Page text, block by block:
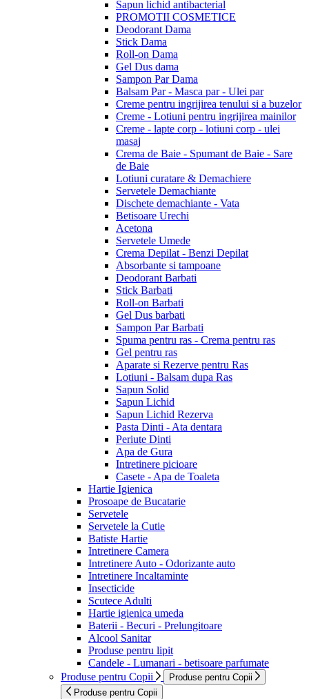
Sapun lichid antibacterial
PROMOTII COSMETICE
Deodorant Dama
Stick Dama
Roll-on Dama
Gel Dus dama
Sampon Par Dama
Balsam Par - Masca par - Ulei par
Creme pentru ingrijirea tenului si a buzelor
Creme - Lotiuni pentru ingrijirea mainilor
Creme - lapte corp - lotiuni corp - ulei
masaj
Crema de Baie - Spumant de Baie - Sare
de Baie
Lotiuni curatare & Demachiere
Servetele Demachiante
Dischete demachiante - Vata
Betisoare Urechi
Acetona
Servetele Umede
Crema Depilat - Benzi Depilat
Absorbante si tampoane
Deodorant Barbati
Stick Barbati
Roll-on Barbati
Gel Dus barbati
Sampon Par Barbati
Spuma pentru ras - Crema pentru ras
Gel pentru ras
Aparate si Rezerve pentru Ras
Lotiuni - Balsam dupa Ras
Sapun Solid
Sapun Lichid
Sapun Lichid Rezerva
Pasta Dinti - Ata dentara
Periute Dinti
Apa de Gura
Intretinere picioare
Casete - Apa de Toaleta
Hartie Igienica
Prosoape de Bucatarie
Servetele
Servetele la Cutie
Batiste Hartie
Intretinere Camera
Intretinere Auto - Odorizante auto
Intretinere Incaltaminte
Insecticide
Scutece Adulti
Hartie igienica umeda
Baterii - Becuri - Prelungitoare
Alcool Sanitar
Produse pentru lipit
Candele - Lumanari - betisoare parfumate
Produse pentru Copii
Produse pentru Copii
Produse pentru Copii